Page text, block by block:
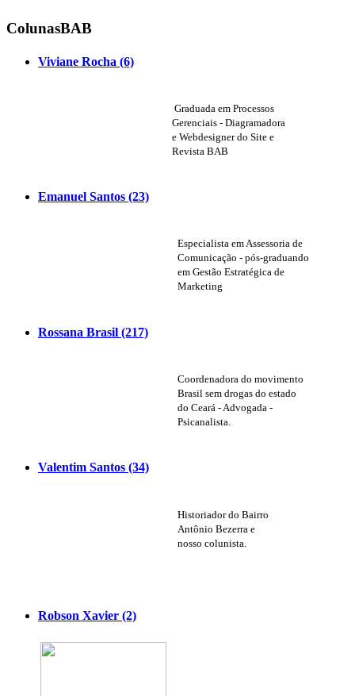
ColunasBAB
Viviane Rocha (6)
Graduada em Processos
Gerenciais - Diagramadora
e Webdesigner do Site e
Revista BAB
Emanuel Santos (23)
Especialista em Assessoria de
Comunicação - pós-graduando
em Gestão Estratégica de
Marketing
Rossana Brasil (217)
Coordenadora do movimento
Brasil sem drogas do estado
do Ceará - Advogada -
Psicanalista.
Valentim Santos (34)
Historiador do Bairro
Antônio Bezerra e
nosso colunista.
Robson Xavier (2)